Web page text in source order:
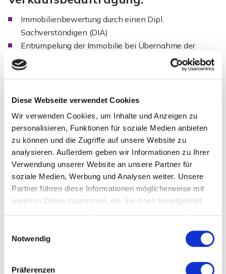
Diese Webseite verwendet Cookies
Wir verwenden Cookies, um Inhalte und Anzeigen zu
personalisieren, Funktionen für soziale Medien anbieten
zu können und die Zugriffe auf unsere Website zu
analysieren. Außerdem geben wir Informationen zu Ihrer
Verwendung unserer Website an unsere Partner für
soziale Medien, Werbung und Analysen weiter. Unsere
Partner führen diese Informationen möglicherweise mit
weiteren Daten zusammen, die Sie ihnen bereitgestellt
Notwendig
Präferenzen
Immobilienbewertung durch einen Dipl.
Sachverständigen (DIA)
Entrümpelung der Immobilie bei Übernahme der
Container-Kosten
Außerdem profitieren Sie bei uns
von:
Vorab - Besichtigungen ohne Gesundheitsrisiko -
Virtuelle 360°-Besichtigung
Professionelle Immobilienfotografie und
Nachbearbeitung der Bilder
Prüfung bei der Finanzierung
Kaufvertragsentwurfs